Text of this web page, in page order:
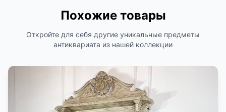
Похожие товары
Откройте для себя другие уникальные предметы
антиквариата из нашей коллекции